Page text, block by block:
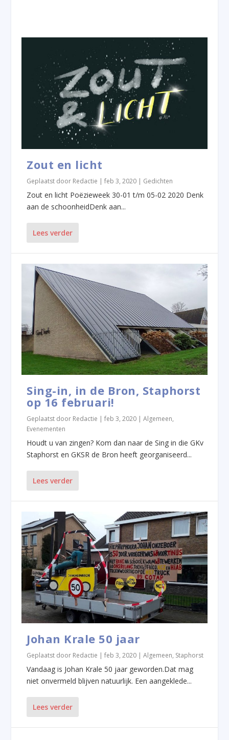
Zout en licht
Geplaatst door Redactie |feb 3, 2020 | Gedichten
Zout en licht Poëzieweek 30-01 t/m 05-02 2020 Denk
aan de schoonheidDenk aan...
Lees verder
Sing-in, in de Bron, Staphorst
op 16 februari!
Geplaatst door Redactie |feb 3, 2020 |Algemeen,
Evenementen
Houdt u van zingen? Kom dan naar de Sing in die GKv
Staphorst en GKSR de Bron heeft georganiseerd...
Lees verder
Johan Krale 50 jaar
Geplaatst door Redactie |feb 3, 2020 |Algemeen, Staphorst
Vandaag is Johan Krale 50 jaar geworden.Dat mag
niet onvermeld blijven natuurlijk. Een aangeklede...
Lees verder